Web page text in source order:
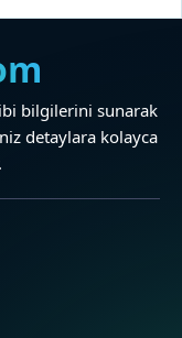
bilgilerini sunarak
detaylara kolayca